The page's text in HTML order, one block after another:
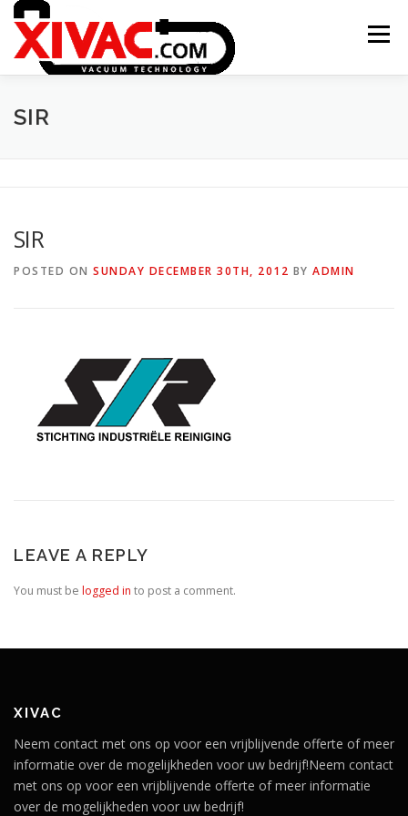
Skip
content
Menu
ONTSTAAN XIVAC
XITRAC INTERGROUP
SIR
SIR
POSTED ON SUNDAY DECEMBER 30TH, 2012 BY ADMIN
LEAVE A REPLY
You must be logged in to post a comment.
XIVAC
Neem contact met ons op voor een vrijblijvende offerte of meer
informatie over de mogelijkheden voor uw bedrijf!Neem contact
met ons op voor een vrijblijvende offerte of meer informatie
over de mogelijkheden voor uw bedrijf!